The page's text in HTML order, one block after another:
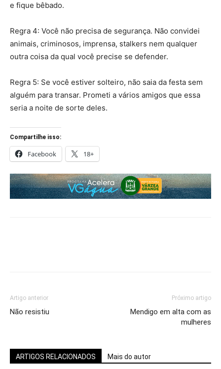
e fique bêbado.
Regra 4: Você não precisa de segurança. Não convidei
animais, criminosos, imprensa, stalkers nem qualquer
outra coisa da qual você precise se defender.
Regra 5: Se você estiver solteiro, não saia da festa sem
alguém para transar. Prometi a vários amigos que essa
seria a noite de sorte deles.
Compartilhe isso:
Facebook 18+
Artigo anterior
Não resistiu
Próximo artigo
Mendigo em alta com as
mulheres
ARTIGOS RELACIONADOS Mais do autor